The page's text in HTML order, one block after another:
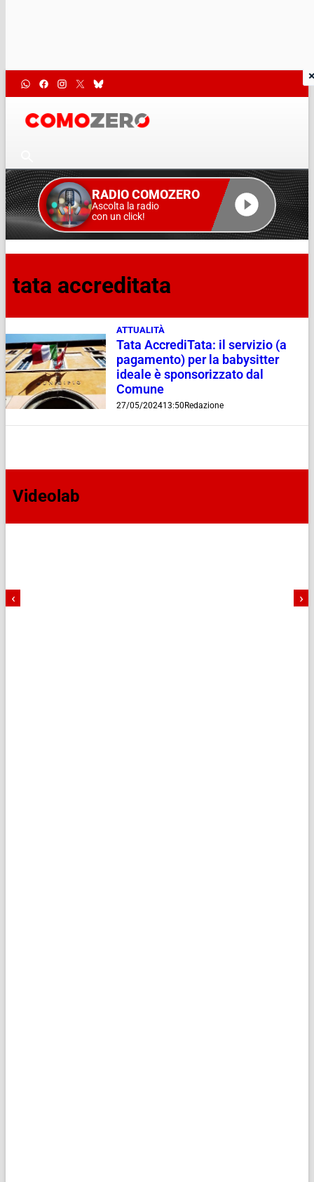
RADIO COMOZERO
Ascolta la radio
con un click!
tata accreditata
ATTUALITÀ
Tata AccrediTata: il servizio (a
pagamento) per la babysitter
ideale è sponsorizzato dal
Comune
27/05/202413:50Redazione
Videolab
‹ ›